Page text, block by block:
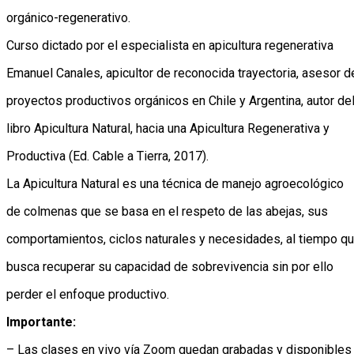
orgánico-regenerativo.
Curso dictado por el especialista en apicultura regenerativa
Emanuel Canales, apicultor de reconocida trayectoria, asesor
proyectos productivos orgánicos en Chile y Argentina, autor del
libro Apicultura Natural, hacia una Apicultura Regenerativa y
Productiva (Ed. Cable a Tierra, 2017).
La Apicultura Natural es una técnica de manejo agroecológico
de colmenas que se basa en el respeto de las abejas, sus
comportamientos, ciclos naturales y necesidades, al tiempo
busca recuperar su capacidad de sobrevivencia sin por ello
perder el enfoque productivo.
Importante:
– Las clases en vivo vía Zoom quedan grabadas y disponibles